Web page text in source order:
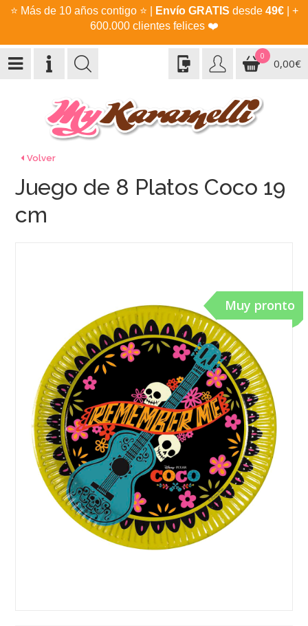
⭐ Más de 10 años contigo ⭐ Envío GRATIS desde 49€| +
600.000 clientes felices ❤️
0
0,00€
Volver
Muy pronto
Juego de 8 Platos Coco 19
cm